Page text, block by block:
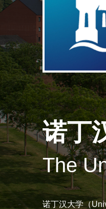
诺丁
The
诺丁汉大学（